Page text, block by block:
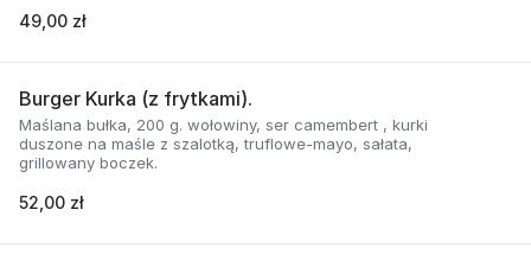
49,00 zł
Burger Kurka (z frytkami).
Maślana bułka, 200 g. wołowiny, ser camembert , kurki
duszone na maśle z szalotką, truflowe-mayo, sałata,
grillowany boczek.
52,00 zł